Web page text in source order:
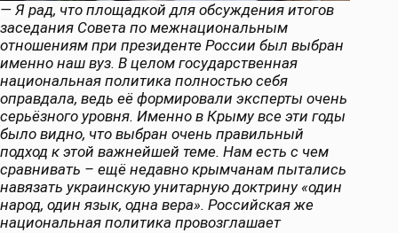
— Я рад, что площадкой для обсуждения итогов
заседания Совета по межнациональным
отношениям при президенте России был выбран
именно наш вуз. В целом государственная
национальная политика полностью себя
оправдала, ведь её формировали эксперты очень
серьёзного уровня. Именно в Крыму все эти годы
было видно, что выбран очень правильный
подход к этой важнейшей теме. Нам есть с чем
сравнивать – ещё недавно крымчанам пытались
навязать украинскую унитарную доктрину «один
народ, один язык, одна вера». Российская же
национальная политика провозглашает